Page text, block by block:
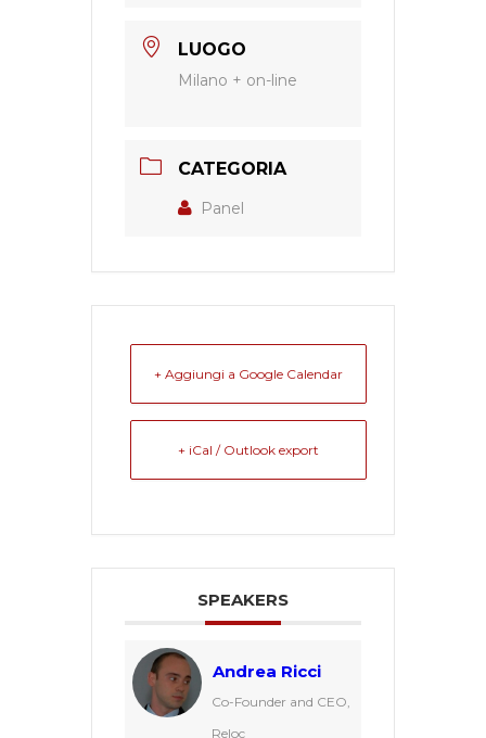
LUOGO
Milano + on-line
CATEGORIA
Panel
+ Aggiungi a Google Calendar
+ iCal / Outlook export
SPEAKERS
Andrea Ricci
Co-Founder and CEO,
Reloc